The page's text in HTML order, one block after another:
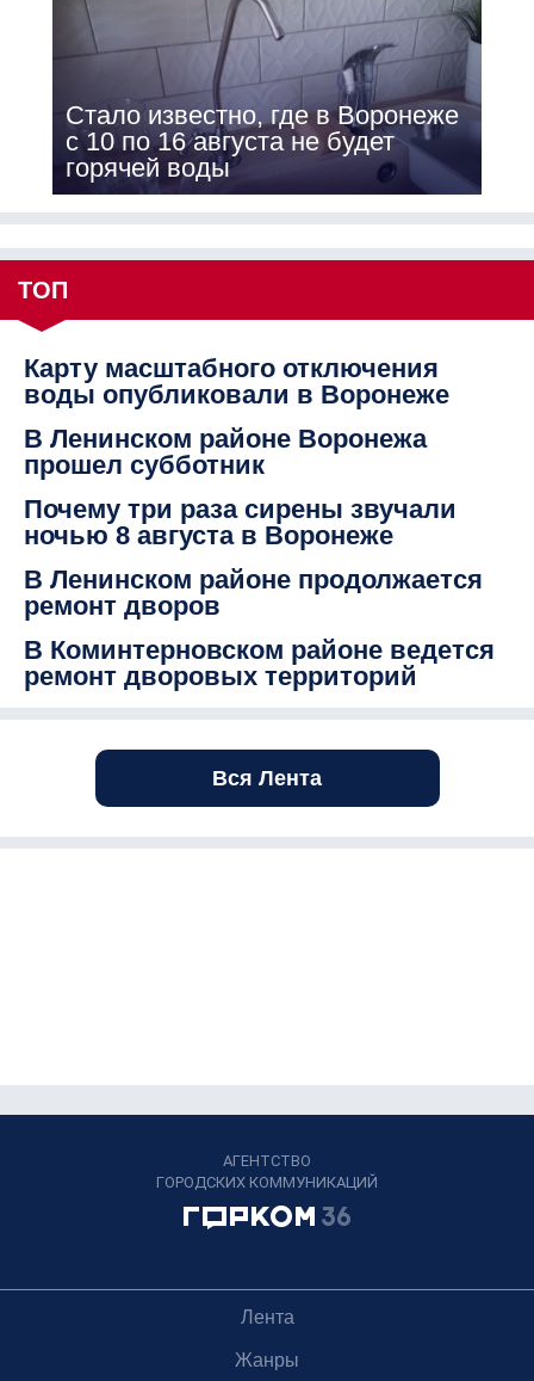
Стало известно, где в Воронеже
с 10 по 16 августа не будет
горячей воды
ТОП
Карту масштабного отключения
воды опубликовали в Воронеже
В Ленинском районе Воронежа
прошел субботник
Почему три раза сирены звучали
ночью 8 августа в Воронеже
В Ленинском районе продолжается
ремонт дворов
В Коминтерновском районе ведется
ремонт дворовых территорий
Вся Лента
АГЕНТСТВО
ГОРОДСКИХ КОММУНИКАЦИЙ
Лента
Жанры